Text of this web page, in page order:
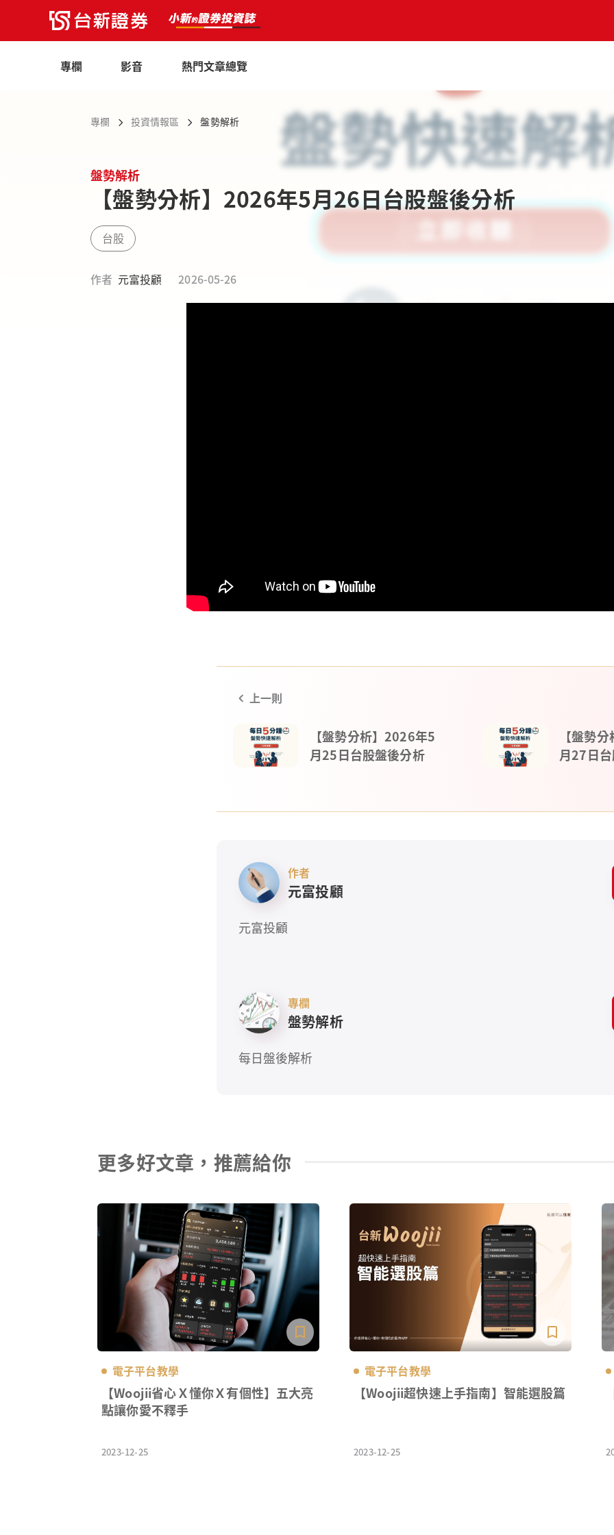
專欄 影音 熱門文章總覽
專欄 投資情報區 盤勢解析
盤勢解析
【盤勢分析】2026年5月26日台股盤後分析
台股
作者 元富投顧 2026-05-26
上一則
【盤勢分析】2026年5
月25日台股盤後分析
【盤勢
月27日
作者
元富投顧
元富投顧
專欄
盤勢解析
每日盤後解析
更多好文章，推薦給你
電子平台教學
【Woojii省心Ｘ懂你Ｘ有個性】五大亮
點讓你愛不釋手
2023-12-25
電子平台教學
【Woojii超快速上手指南】智能選股篇
2023-12-25